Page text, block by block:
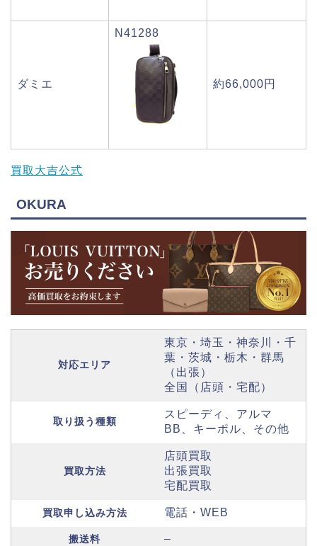
ダミエ
N41288
約66,000円
買取大吉公式
OKURA
対応エリア
東京・埼玉・神奈川・千
葉・茨城・栃木・群馬
（出張）
全国（店頭・宅配）
取り扱う種類
スピーディ、アルマ
BB、キーポル、その他
買取方法
店頭買取
出張買取
宅配買取
買取申し込み方法 電話・WEB
搬送料 –